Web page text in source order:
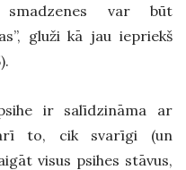
var būt
gluži kā jau iepriekš
ir salīdzināma ar
to, cik svarīgi (un
visus psihes stāvus,